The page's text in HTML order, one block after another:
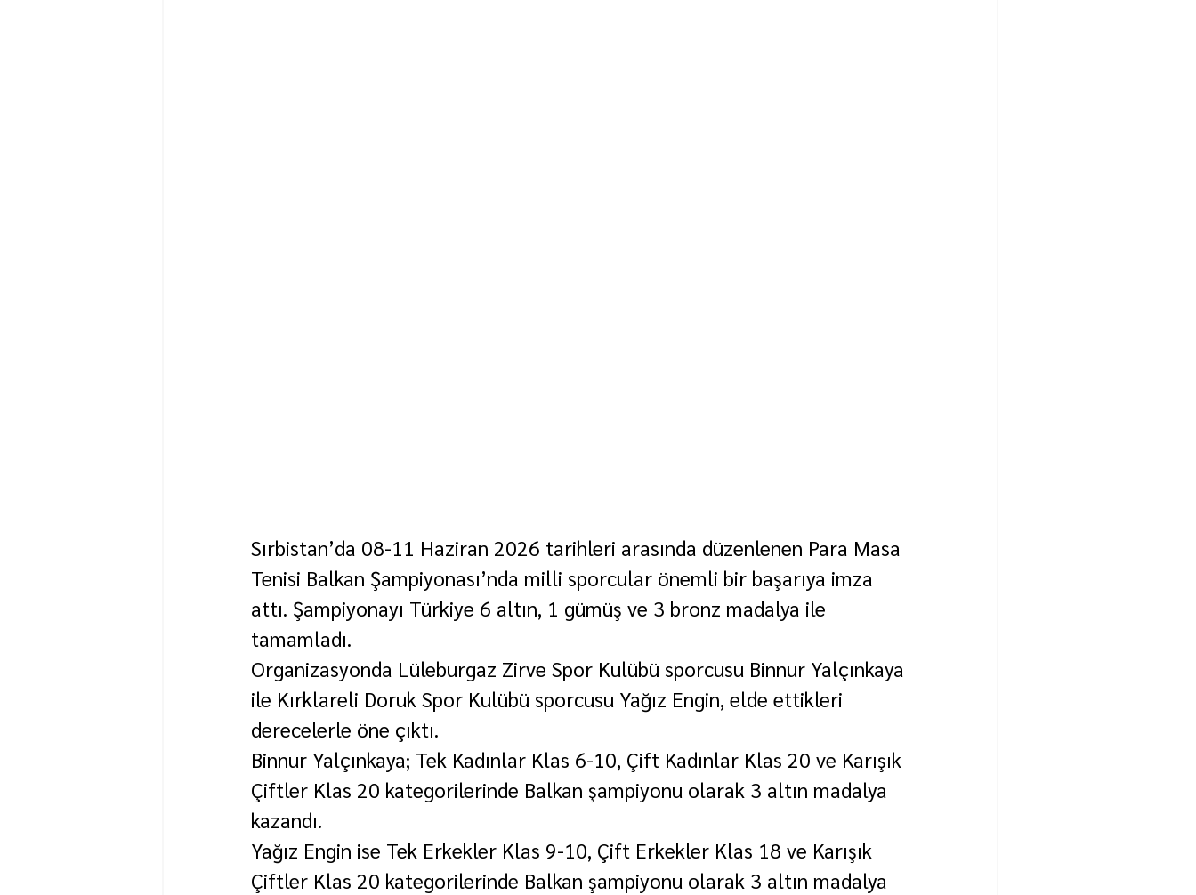
Sırbistan’da 08-11 Haziran 2026 tarihleri arasında düzenlenen Para Masa
Tenisi Balkan Şampiyonası’nda milli sporcular önemli bir başarıya imza
attı. Şampiyonayı Türkiye 6 altın, 1 gümüş ve 3 bronz madalya ile
tamamladı.
Organizasyonda Lüleburgaz Zirve Spor Kulübü sporcusu Binnur Yalçınkaya
ile Kırklareli Doruk Spor Kulübü sporcusu Yağız Engin, elde ettikleri
derecelerle öne çıktı.
Binnur Yalçınkaya; Tek Kadınlar Klas 6-10, Çift Kadınlar Klas 20 ve Karışık
Çiftler Klas 20 kategorilerinde Balkan şampiyonu olarak 3 altın madalya
kazandı.
Yağız Engin ise Tek Erkekler Klas 9-10, Çift Erkekler Klas 18 ve Karışık
Çiftler Klas 20 kategorilerinde Balkan şampiyonu olarak 3 altın madalya